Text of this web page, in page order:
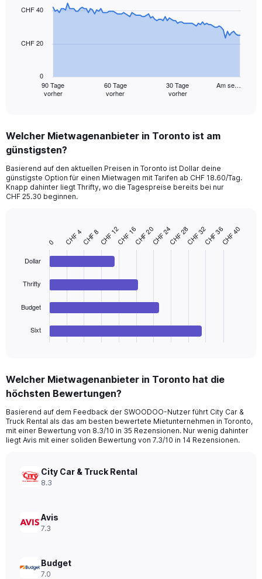
91
Range:
91
The
chart
has
displaying
Range:
to
90 Tage
vorher
60 Tage
vorher
30 Tage
vorher
Am se…
0
CHF 20
CHF 40
Welcher Mietwagenanbieter in Toronto ist am
günstigsten?
Basierend auf den aktuellen Preisen in Toronto ist Dollar deine
günstigste Option für einen Mietwagen mit Tarifen ab CHF 18.60/Tag.
Knapp dahinter liegt Thrifty, wo die Tagespreise bereits bei nur
CHF 25.30 beginnen.
chart
Range:
4
The
chart
has
axis
displaying
to
Dollar
Thrifty
Budget
Sixt
0 CHF 4CHF 8CHF 12CHF 16CHF 20CHF 24CHF 28CHF 32CHF 36CHF 40
Welcher Mietwagenanbieter in Toronto hat die
höchsten Bewertungen?
Basierend auf dem Feedback der SWOODOO-Nutzer führt City Car &
Truck Rental als das am besten bewertete Mietunternehmen in Toronto,
mit einer Bewertung von 8.3/10 in 35 Rezensionen. Nur wenig dahinter
liegt Avis mit einer soliden Bewertung von 7.3/10 in 14 Rezensionen.
City Car & Truck Rental
8.3
Avis
7.3
Budget
7.0